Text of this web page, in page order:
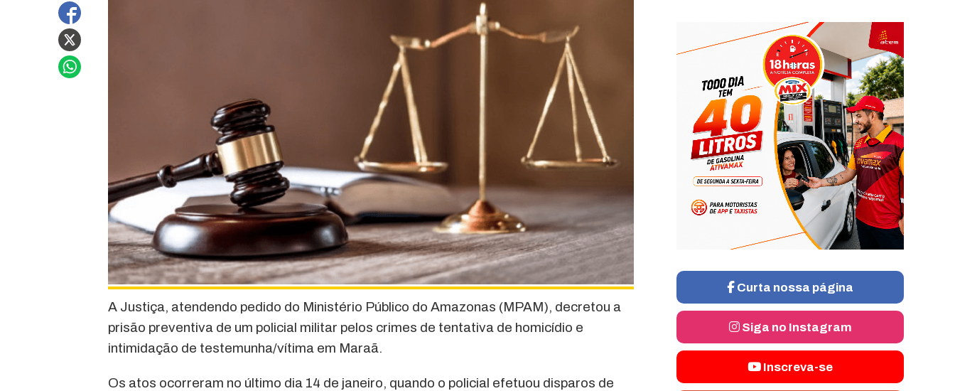
A Justiça, atendendo pedido do Ministério Público do Amazonas (MPAM), decretou a
prisão preventiva de um policial militar pelos crimes de tentativa de homicídio e
intimidação de testemunha/vítima em Maraã.
Os atos ocorreram no último dia 14 de janeiro, quando o policial efetuou disparos de
Curta nossa página
Siga no Instagram
Inscreva-se